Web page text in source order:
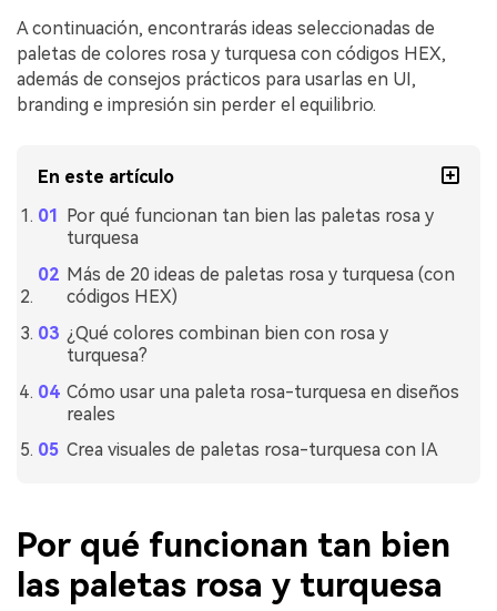
A continuación, encontrarás ideas seleccionadas de
paletas de colores rosa y turquesa con códigos HEX,
además de consejos prácticos para usarlas en UI,
branding e impresión sin perder el equilibrio.
En este artículo
Por qué funcionan tan bien las paletas rosa y
turquesa
Más de 20 ideas de paletas rosa y turquesa (con
códigos HEX)
¿Qué colores combinan bien con rosa y
turquesa?
Cómo usar una paleta rosa-turquesa en diseños
reales
Crea visuales de paletas rosa-turquesa con IA
Por qué funcionan tan bien
las paletas rosa y turquesa